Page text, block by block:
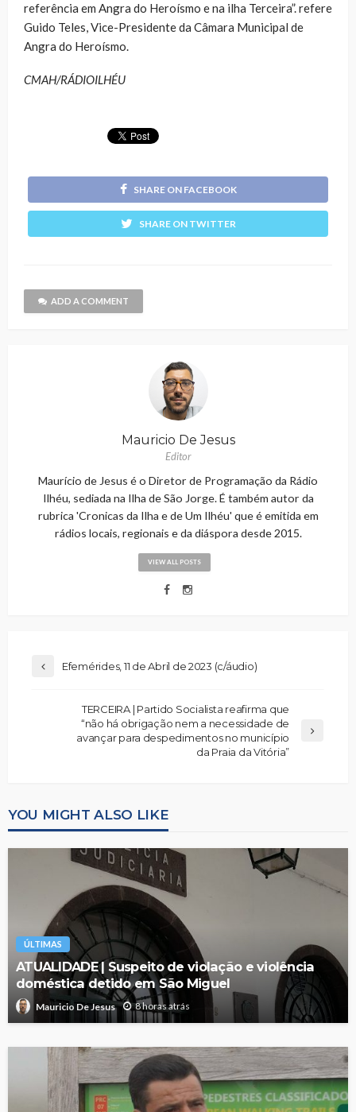
referência em Angra do Heroísmo e na ilha Terceira”. refere
Guido Teles, Vice-Presidente da Câmara Municipal de
Angra do Heroísmo.
CMAH/RÁDIOILHÉU
SHARE ON FACEBOOK
SHARE ON TWITTER
ADD A COMMENT
Mauricio De Jesus
Editor
Maurício de Jesus é o Diretor de Programação da Rádio
Ilhéu, sediada na Ilha de São Jorge. É também autor da
rubrica 'Cronicas da Ilha e de Um Ilhéu' que é emitida em
rádios locais, regionais e da diáspora desde 2015.
VIEW ALL POSTS
Efemérides, 11 de Abril de 2023 (c/áudio)
TERCEIRA | Partido Socialista reafirma que
“não há obrigação nem a necessidade de
avançar para despedimentos no município
da Praia da Vitória”
YOU MIGHT ALSO LIKE
ÚLTIMAS
ATUALIDADE | Suspeito de violação e violência
doméstica detido em São Miguel
Mauricio De Jesus 8 horas atrás